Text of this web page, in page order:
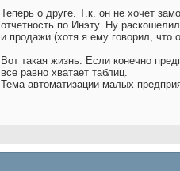
Теперь о друге. Т.к. он не хочет
отчетность по Инэту. Ну
и продажи (хотя я ему говорил,
Вот такая жизнь. Если конечно
все равно хватает таблиц.
Тема автоматизации малых